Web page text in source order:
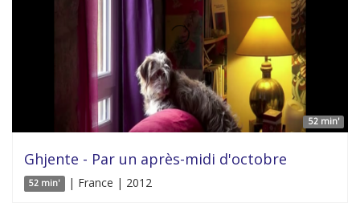
52 min'
Ghjente - Par un après-midi d'octobre
52 min' | France | 2012